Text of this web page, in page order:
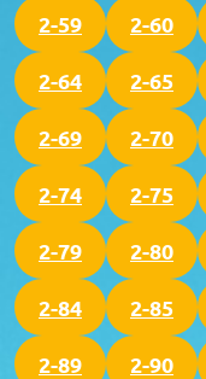
2-59 2-60
2-64 2-65
2-69 2-70
2-74 2-75
2-79 2-80
2-84 2-85
2-89 2-90